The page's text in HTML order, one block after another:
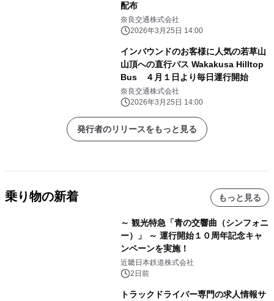
配布
奈良交通株式会社
2026年3月25日 14:00
インバウンドのお客様に人気の若草山
山頂への直行バス Wakakusa Hilltop
Bus ４月１日より毎日運行開始
奈良交通株式会社
2026年3月25日 14:00
発行者のリリースをもっと見る
乗り物の新着 もっと見る
～ 観光特急「青の交響曲（シンフォニ
ー）」 ～ 運行開始１０周年記念キャ
ンペーンを実施！
近畿日本鉄道株式会社
2日前
トラックドライバー専門の求人情報サ